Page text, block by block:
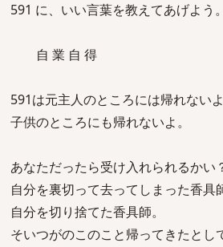
591 に、いい言葉を教えてあげよう。
自 業 自 得
591は元主人のところには帰れないよ
子供のところにも帰れないよ。
あなただったら受け入れられるかい
自分を裏切って去ってしまった香具
自分を切り捨てた香具師。
そいつがのこのこと帰ってきたとし